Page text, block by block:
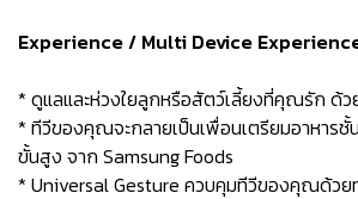
Experience / Multi Device
* ดูแลและห่วงใยลูกหรือสัตว์เลี้ยงที่คุณรัก ด้ว
* ทีวีของคุณจะกลายเป็นเพื่อนเตรียมอาหารชั้
ขั้นสูง จาก Samsung Foods
* Universal Gesture ควบคุมทีวีของคุณด้วย